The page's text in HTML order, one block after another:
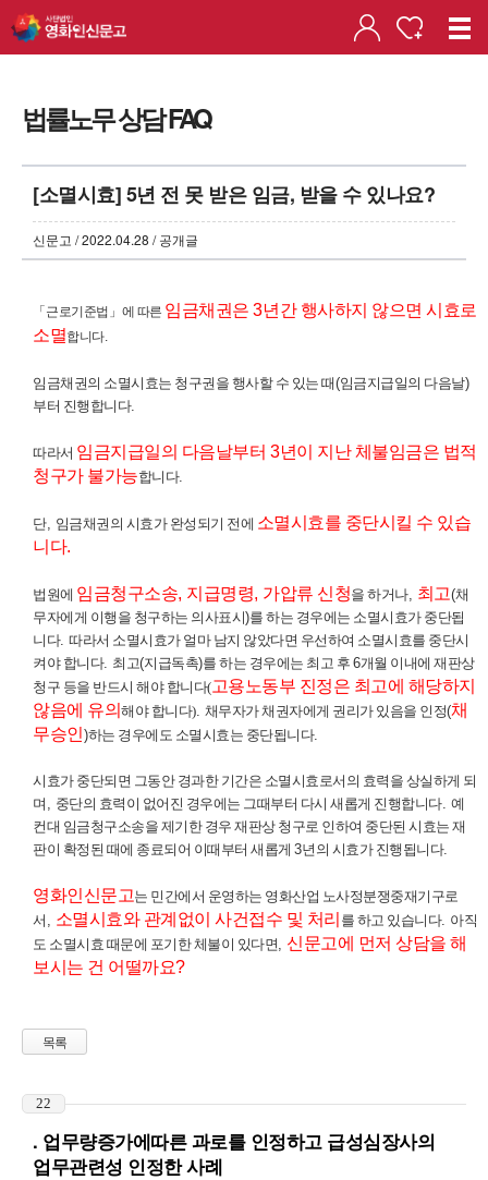
법률노무 상담 FAQ
[소멸시효] 5년 전 못 받은 임금, 받을 수 있나요?
신문고 / 2022.04.28 / 공개글
「 근로기준법 」 에 따른 임금채권은 3년간 행사하지 않으면 시효로
소멸합니다.
임금채권의 소멸시효는 청구권을 행사할 수 있는 때(임금지급일의 다음날)
부터 진행합니다.
따라서 임금지급일의 다음날부터 3년이 지난 체불임금은 법적
청구가 불가능합니다.
단, 임금채권의 시효가 완성되기 전에 소멸시효를 중단시킬 수 있습
니다.
법원에 임금청구소송, 지급명령, 가압류 신청을 하거나, 최고(채
무자에게 이행을 청구하는 의사표시)를 하는 경우에는 소멸시효가 중단됩
니다. 따라서 소멸시효가 얼마 남지 않았다면 우선하여 소멸시효를 중단시
켜야 합니다. 최고(지급독촉)를 하는 경우에는 최고 후 6개월 이내에 재판상
청구 등을 반드시 해야 합니다(고용노동부 진정은 최고에 해당하지
않음에 유의 해야 합니다). 채무자가 채권자에게 권리가 있음을 인정(채
무승인)하는 경우에도 소멸시효는 중단됩니다.
시효가 중단되면 그동안 경과한 기간은 소멸시효로서의 효력을 상실하게 되
며 , 중단의 효력이 없어진 경우에는 그때부터 다시 새롭게 진행합니다. 예
컨대 임금청구소송을 제기한 경우 재판상 청구로 인하여 중단된 시효는 재
판이 확정된 때에 종료되어 이때부터 새롭게 3년의 시효가 진행됩니다.
영화인신문고는 민간에서 운영하는 영화산업 노사정분쟁중재기구로
서 , 소멸시효와 관계없이 사건접수 및 처리 를 하고 있습니다. 아직
도 소멸시효 때문에 포기한 체불이 있다면, 신문고에 먼저 상담을 해
보시는 건 어떨까요?
목록
22
. 업무량증가에따른 과로를 인정하고 급성심장사의
업무관련성 인정한 사례